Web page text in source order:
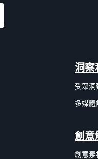
洞察
受眾洞
多媒體
創意
創意素